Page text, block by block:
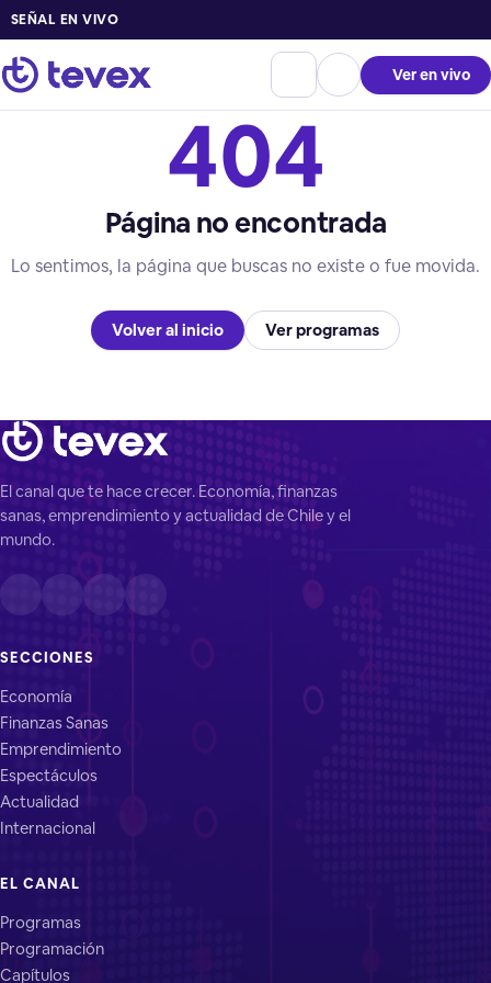
SEÑAL EN VIVO
Ver en vivo
404
Página no encontrada
Lo sentimos, la página que buscas no existe o fue movida.
Volver al inicio Ver programas
El canal que te hace crecer. Economía, finanzas
sanas, emprendimiento y actualidad de Chile y el
mundo.
SECCIONES
Economía
Finanzas Sanas
Emprendimiento
Espectáculos
Actualidad
Internacional
EL CANAL
Programas
Programación
Capítulos